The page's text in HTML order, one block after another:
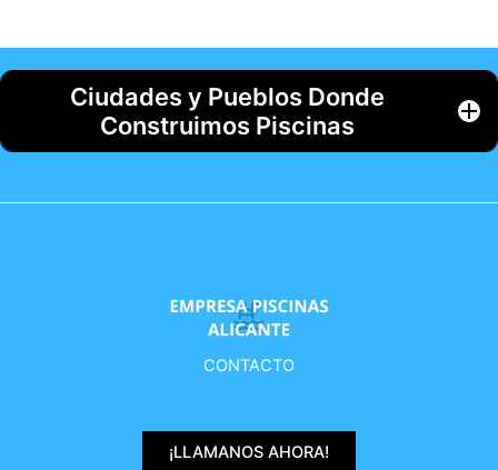
Ciudades y Pueblos Donde
Construimos Piscinas
CONTACTO
¡LLAMANOS AHORA!